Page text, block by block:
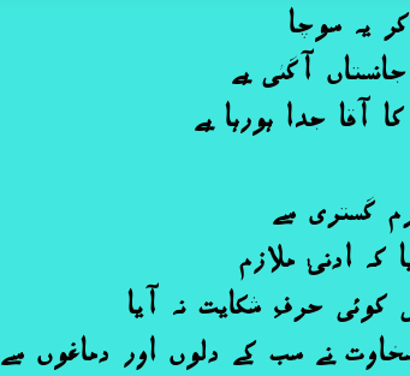
یہ سوچا
آگئی ہے
آقا جُدا ہورہا ہے
گستری سے
ادنیٰ ملازم
کوئی حرفِ شکایت نہ آیا
نے سب کے دلوں اور دماغوں سے